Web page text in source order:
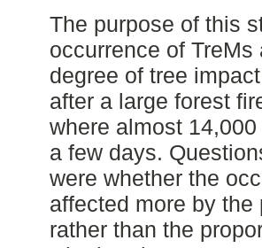
The purpose of this
occurrence of
degree of tree
after a large forest
where almost
a few days.
were whether the
affected more by
rather than the